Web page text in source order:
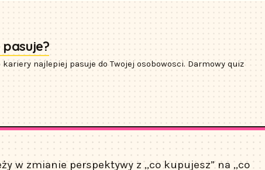
najlepiej pasuje do Twojej osobowosci. Darmowy quiz
w zmianie perspektywy z „co kupujesz” na „co